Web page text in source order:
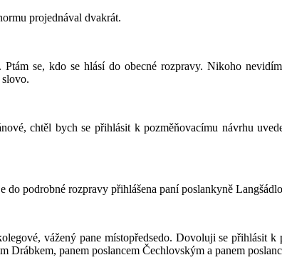
projednával dvakrát.
Ptám se, kdo se hlásí do obecné rozpravy. Nikoho
slovo.
chtěl bych se přihlásit k pozměňovacímu návrhu
podrobné rozpravy přihlášena paní poslankyně
vážený pane místopředsedo. Dovoluji se přihlásit
Drábkem, panem poslancem Čechlovským a panem